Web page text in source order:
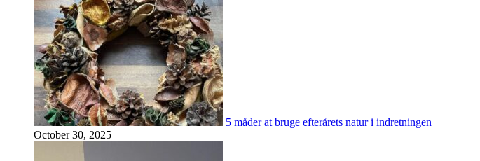
5 måder at bruge efterårets natur i indretningen
October 30, 2025